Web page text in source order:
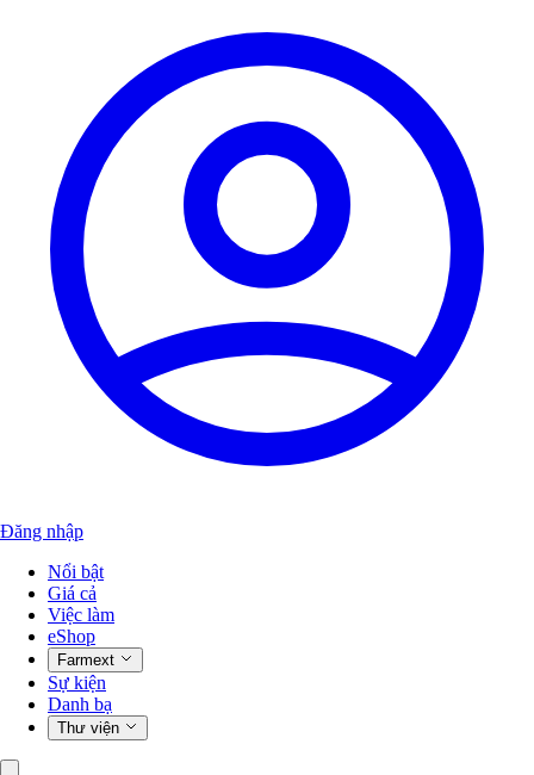
Đăng nhập
Nổi bật
Giá cả
Việc làm
eShop
Farmext
Sự kiện
Danh bạ
Thư viện